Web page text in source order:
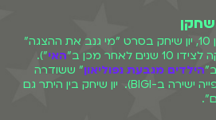
שחקן
כבר ב-1999, בעודו רק בן 10, יון שיחק בסרט "מי גנב את ההצגה"
שנים לאחר מכן ב" האי").
הילדים מגבעת נפוליאון" ששודרה
בערוץ הילדים (וזמינה לצפייה ישירה ב-BIGI). יון שיחק בין היתר גם